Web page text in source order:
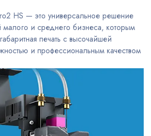
HS — это универсальное решение
малого и среднего бизнеса, которым
печать с высочайшей
и профессиональным качеством